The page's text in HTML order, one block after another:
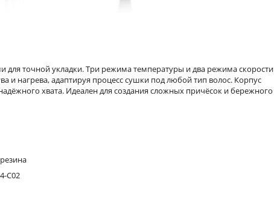
точной укладки. Три режима температуры и два режима скорости
и нагрева, адаптируя процесс сушки под любой тип волос. Корпус
хвата. Идеален для создания сложных причёсок и бережного
C02